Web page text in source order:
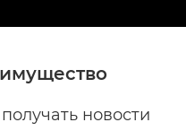
новости